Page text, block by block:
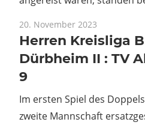
20. November 2023
Herren Kreisliga B
Dürbheim II : TV
9
Im ersten Spiel des
zweite Mannschaft